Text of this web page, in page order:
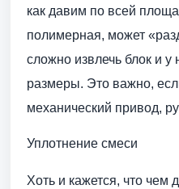
как давим по всей
полимерная, может
сложно извлечь блок и у
размеры. Это важно,
механический привод,
Уплотнение смеси
Хоть и кажется, что